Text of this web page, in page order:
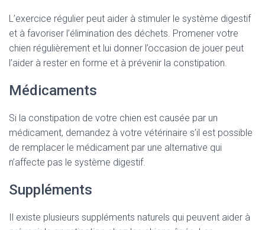
L’exercice régulier peut aider à stimuler le système digestif
et à favoriser l’élimination des déchets. Promener votre
chien régulièrement et lui donner l’occasion de jouer peut
l’aider à rester en forme et à prévenir la constipation.
Médicaments
Si la constipation de votre chien est causée par un
médicament, demandez à votre vétérinaire s’il est possible
de remplacer le médicament par une alternative qui
n’affecte pas le système digestif.
Suppléments
Il existe plusieurs suppléments naturels qui peuvent aider à